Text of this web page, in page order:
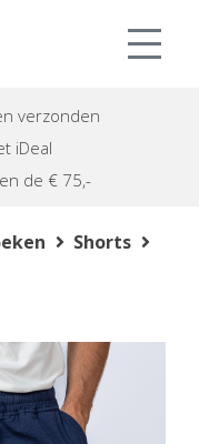
verzonden
iDeal
de € 75,-
Shorts